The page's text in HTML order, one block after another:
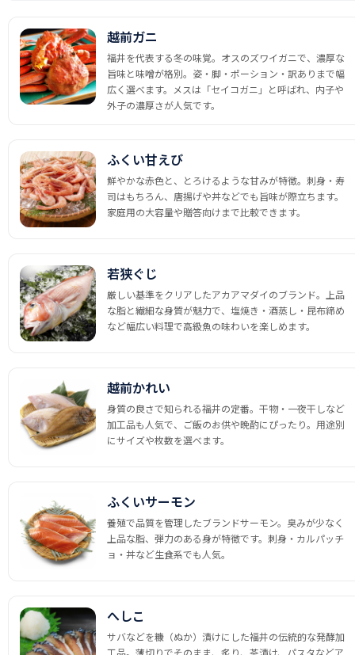
越前ガニ
福井を代表する冬の味覚。オスのズワイガニで、濃厚な
旨味と味噌が格別。姿・脚・ポーション・訳ありまで幅
広く選べます。メスは「セイコガニ」と呼ばれ、内子や
外子の濃厚さが人気です。
ふくい甘えび
鮮やかな赤色と、とろけるような甘みが特徴。刺身・寿
司はもちろん、唐揚げや丼などでも旨味が際立ちます。
家庭用の大容量や贈答向けまで比較できます。
若狭ぐじ
厳しい基準をクリアしたアカアマダイのブランド。上品
な脂と繊細な身質が魅力で、塩焼き・酒蒸し・昆布締め
など幅広い料理で高級魚の味わいを楽しめます。
越前かれい
身質の良さで知られる福井の定番。干物・一夜干しなど
加工品も人気で、ご飯のお供や晩酌にぴったり。用途別
にサイズや枚数を選べます。
ふくいサーモン
養殖で品質を管理したブランドサーモン。臭みが少なく
上品な脂、弾力のある身が特徴です。刺身・カルパッチ
ョ・丼など生食系でも人気。
へしこ
サバなどを糠（ぬか）漬けにした福井の伝統的な発酵加
工品。薄切りでそのまま、炙り、茶漬け、パスタなどア